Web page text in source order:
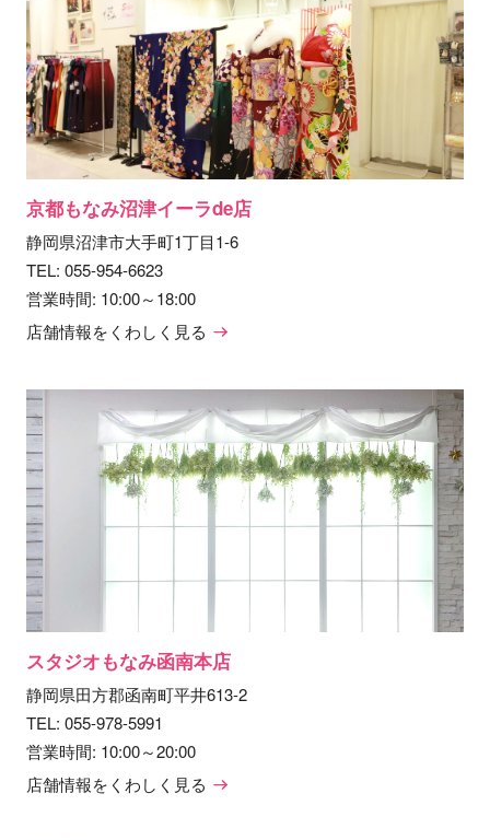
京都もなみ沼津イーラde店
静岡県沼津市大手町1丁目1-6
TEL: 055-954-6623
営業時間: 10:00～18:00
店舗情報をくわしく見る
スタジオもなみ函南本店
静岡県田方郡函南町平井613-2
TEL: 055-978-5991
営業時間: 10:00～20:00
店舗情報をくわしく見る